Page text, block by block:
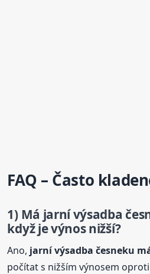
FAQ – Často
1) Má jarní výsadba
když je výnos nižší?
Ano, jarní výsadba česneku
počítat s nižším výnosem